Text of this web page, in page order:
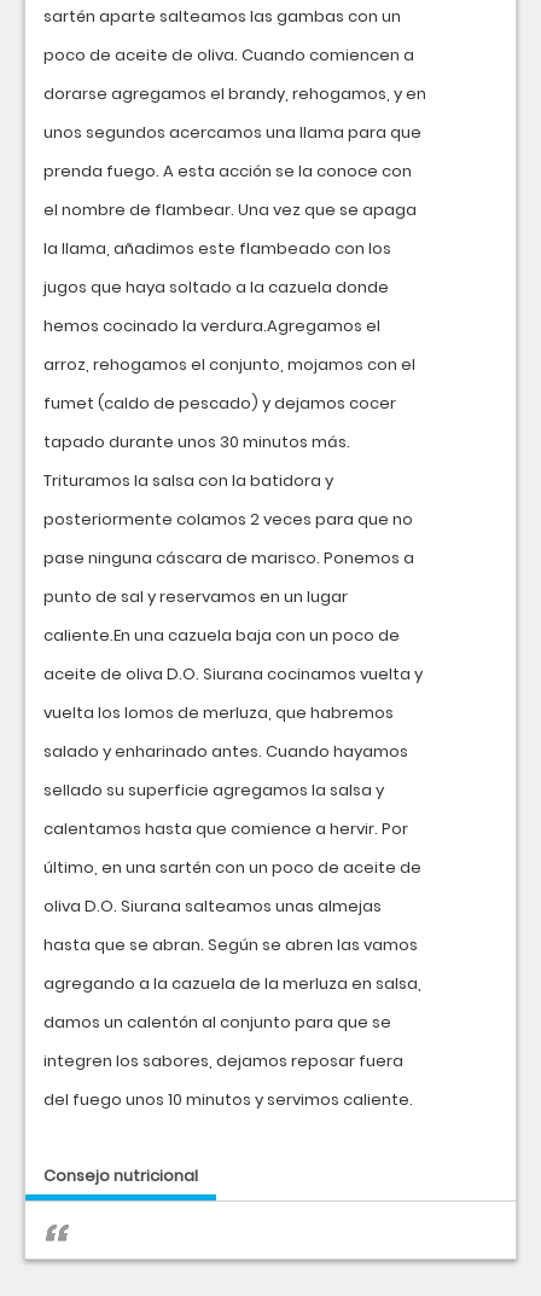
sartén aparte salteamos las gambas con un
poco de aceite de oliva. Cuando comiencen a
dorarse agregamos el brandy, rehogamos, y en
unos segundos acercamos una llama para que
prenda fuego. A esta acción se la conoce con
el nombre de flambear. Una vez que se apaga
la llama, añadimos este flambeado con los
jugos que haya soltado a la cazuela donde
hemos cocinado la verdura.Agregamos el
arroz, rehogamos el conjunto, mojamos con el
fumet (caldo de pescado) y dejamos cocer
tapado durante unos 30 minutos más.
Trituramos la salsa con la batidora y
posteriormente colamos 2 veces para que no
pase ninguna cáscara de marisco. Ponemos a
punto de sal y reservamos en un lugar
caliente.En una cazuela baja con un poco de
aceite de oliva D.O. Siurana cocinamos vuelta y
vuelta los lomos de merluza, que habremos
salado y enharinado antes. Cuando hayamos
sellado su superficie agregamos la salsa y
calentamos hasta que comience a hervir. Por
último, en una sartén con un poco de aceite de
oliva D.O. Siurana salteamos unas almejas
hasta que se abran. Según se abren las vamos
agregando a la cazuela de la merluza en salsa,
damos un calentón al conjunto para que se
integren los sabores, dejamos reposar fuera
del fuego unos 10 minutos y servimos caliente.
Consejo nutricional